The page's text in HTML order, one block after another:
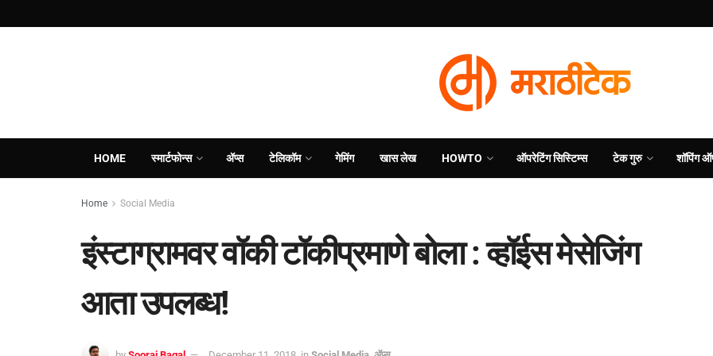
HOME स्मार्टफोन्स ॲप्स टेलिकॉम गेमिंग खास लेख HOWTO ऑपरेटिंग सिस्टिम्स टेक गुरु शॉपिंग
Home Social Media
इंस्टाग्रामवर वॉकी टॉकीप्रमाणे बोला : व्हॉईस मेसेजिंग
आता उपलब्ध!